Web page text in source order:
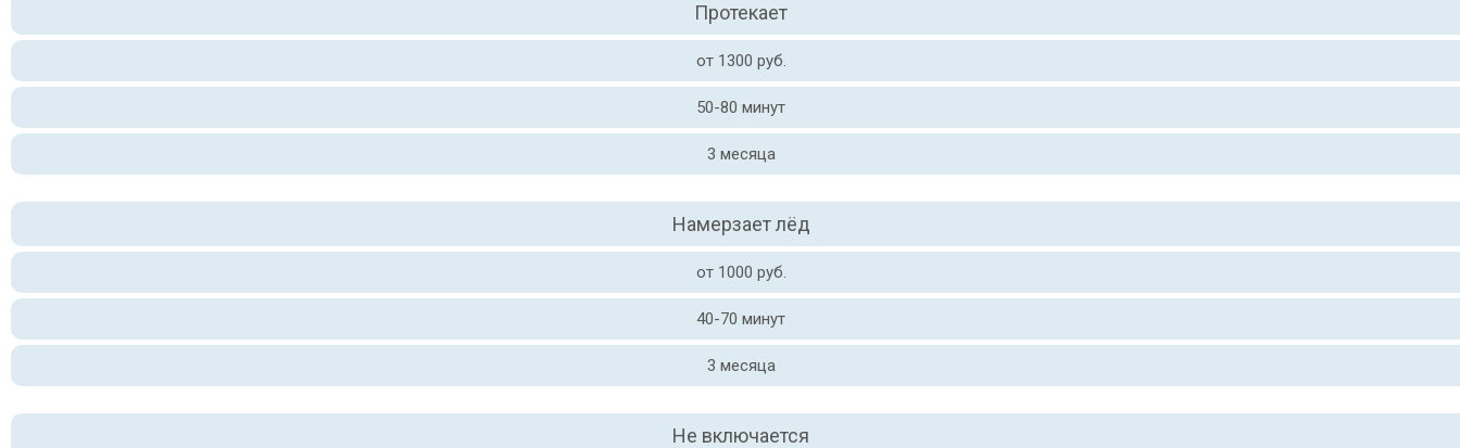
Протекает
от 1300 руб.
50-80 минут
3 месяца
Намерзает лёд
от 1000 руб.
40-70 минут
3 месяца
Не включается